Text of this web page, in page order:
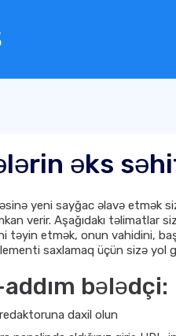
əks
yeni sayğac əlavə etmək
verir. Aşağıdakı təlimatlar
təyin etmək, onun vahidini,
saxlamaq üçün sizə yol
bələdçi:
daxil olun